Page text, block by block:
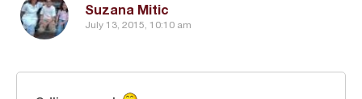
Suzana Mitic
July 13, 2015, 10:10 am